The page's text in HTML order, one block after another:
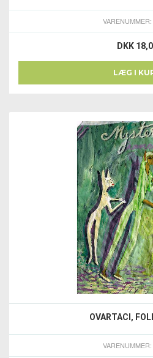
DKK
LÆG I
OVARTACI,